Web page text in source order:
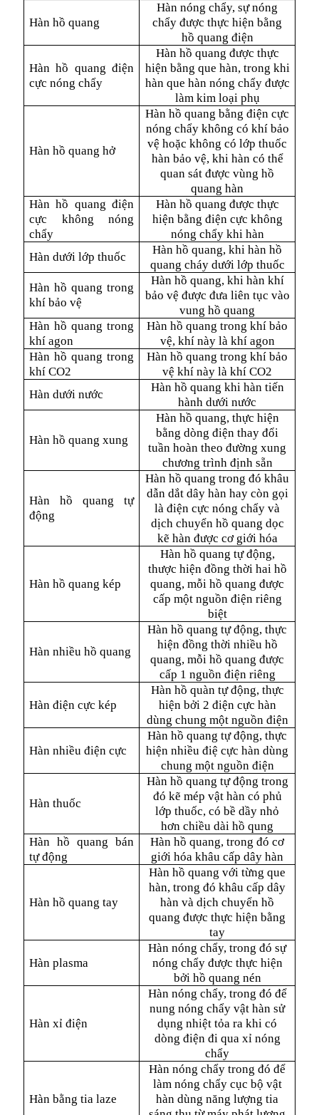
Hàn hồ quang
Hàn nóng chẩy, sự nóng
chẩy được thực hiện bằng
hồ quang điện
Hàn hồ quang điện
cực nóng chẩy
Hàn hồ quang được thực
hiện bằng que hàn, trong khi
hàn que hàn nóng chẩy được
làm kim loại phụ
Hàn hồ quang hở
Hàn hồ quang bằng điện cực
nóng chẩy không có khí bảo
vệ hoặc không có lớp thuốc
hàn bảo vệ, khi hàn có thể
quan sát được vùng hồ
quang hàn
Hàn hồ quang điện
cực không nóng
chẩy
Hàn hồ quang được thực
hiện bằng điện cực không
nóng chẩy khi hàn
Hàn dưới lớp thuốc
Hàn hồ quang, khi hàn hồ
quang cháy dưới lớp thuốc
Hàn hồ quang trong
khí bảo vệ
Hàn hồ quang, khi hàn khí
bảo vệ được đưa liên tục vào
vung hồ quang
Hàn hồ quang trong
khí agon
Hàn hồ quang trong khí bảo
vệ, khí này là khí agon
Hàn hồ quang trong
khí CO2
Hàn hồ quang trong khí bảo
vệ khí này là khí CO2
Hàn dưới nước
Hàn hồ quang khi hàn tiến
hành dưới nước
Hàn hồ quang xung
Hàn hồ quang, thực hiện
bằng dòng điện thay đổi
tuần hoàn theo đường xung
chương trình định sẵn
Hàn hồ quang tự
động
Hàn hồ quang trong đó khâu
dẫn dắt dây hàn hay còn gọi
là điện cực nóng chẩy và
dịch chuyển hồ quang dọc
kẽ hàn được cơ giới hóa
Hàn hồ quang kép
Hàn hồ quang tự động,
thược hiện đồng thời hai hồ
quang, mỗi hồ quang được
cấp một nguồn điện riêng
biệt
Hàn nhiều hồ quang
Hàn hồ quang tự động, thực
hiện đồng thời nhiều hồ
quang, mỗi hồ quang được
cấp 1 nguồn điện riêng
Hàn điện cực kép
Hàn hồ quàn tự động, thực
hiện bởi 2 điện cực hàn
dùng chung một nguồn điện
Hàn nhiều điện cực
Hàn hồ quang tự động, thực
hiện nhiều điệ cực hàn dùng
chung một nguồn điện
Hàn thuốc
Hàn hồ quang tự động trong
đó kẽ mép vật hàn có phủ
lớp thuốc, có bề dầy nhỏ
hơn chiều dài hồ qung
Hàn hồ quang bán
tự động
Hàn hồ quang, trong đó cơ
giới hóa khâu cấp dây hàn
Hàn hồ quang tay
Hàn hồ quang với từng que
hàn, trong đó khâu cấp dây
hàn và dịch chuyển hồ
quang được thực hiện bằng
tay
Hàn plasma
Hàn nóng chẩy, trong đó sự
nóng chẩy được thực hiện
bởi hồ quang nén
Hàn xỉ điện
Hàn nóng chẩy, trong đó để
nung nóng chẩy vật hàn sử
dụng nhiệt tỏa ra khi có
dòng điện đi qua xỉ nóng
chẩy
Hàn bằng tia laze
Hàn nóng chẩy trong đó để
làm nóng chẩy cục bộ vật
hàn dùng năng lượng tia